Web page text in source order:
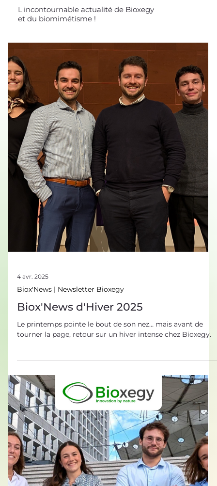
L'incontournable actualité de Bioxegy
et du biomimétisme !
Biox'News | Newsletter Bioxegy
Biox'News d'Hiver 2025
Le printemps pointe le bout de son nez… mais avant de
tourner la page, retour sur un hiver intense chez Bioxegy.